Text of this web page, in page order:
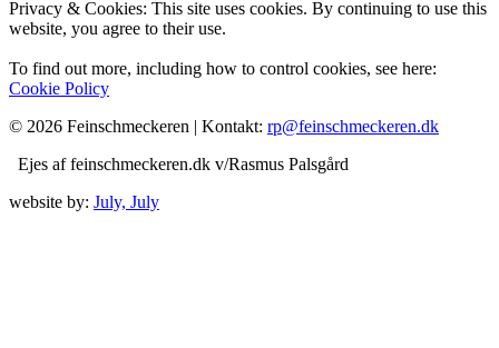
Privacy & Cookies: This site uses cookies. By continuing to use this
website, you agree to their use.
To find out more, including how to control cookies, see here:
Cookie Policy
© 2026 Feinschmeckeren | Kontakt: rp@feinschmeckeren.dk
Ejes af feinschmeckeren.dk v/Rasmus Palsgård
website by: July, July